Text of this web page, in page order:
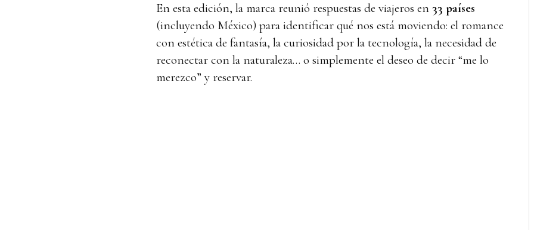
En esta edición, la marca reunió respuestas de viajeros en 33 países
(incluyendo México) para identificar qué nos está moviendo: el romance
con estética de fantasía, la curiosidad por la tecnología, la necesidad de
reconectar con la naturaleza… o simplemente el deseo de decir “me lo
merezco” y reservar.